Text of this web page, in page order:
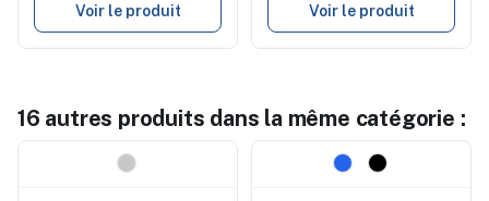
Voir le produit Voir le produit
16 autres produits dans la même catégorie :